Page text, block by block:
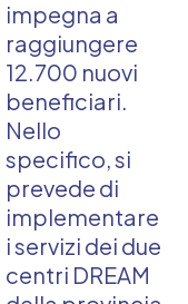
impegna a
raggiungere
12.700 nuovi
beneficiari.
Nello
specifico, si
prevede di
implementare
i servizi dei due
centri DREAM